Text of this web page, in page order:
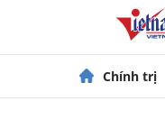
Chính trị